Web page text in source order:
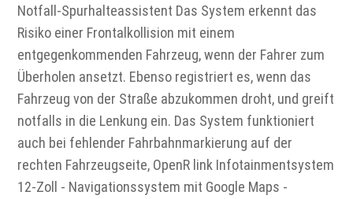
Notfall-Spurhalteassistent Das System erkennt das
Risiko einer Frontalkollision mit einem
entgegenkommenden Fahrzeug, wenn der Fahrer zum
Überholen ansetzt. Ebenso registriert es, wenn das
Fahrzeug von der Straße abzukommen droht, und greift
notfalls in die Lenkung ein. Das System funktioniert
auch bei fehlender Fahrbahnmarkierung auf der
rechten Fahrzeugseite, OpenR link Infotainmentsystem
12-Zoll - Navigationssystem mit Google Maps -